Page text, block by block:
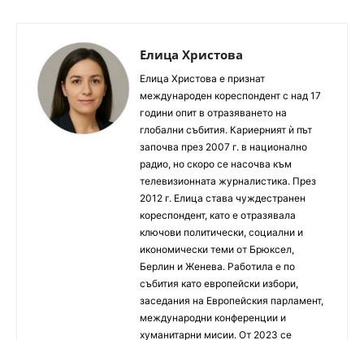
Елица Христова
Елица Христова е признат
международен кореспондент с над 17
години опит в отразяването на
глобални събития. Кариерният ѝ път
започва през 2007 г. в национално
радио, но скоро се насочва към
телевизионната журналистика. През
2012 г. Елица става чуждестранен
кореспондент, като е отразявала
ключови политически, социални и
икономически теми от Брюксел,
Берлин и Женева. Работила е по
събития като европейски избори,
заседания на Европейския парламент,
международни конференции и
хуманитарни мисии. От 2023 се